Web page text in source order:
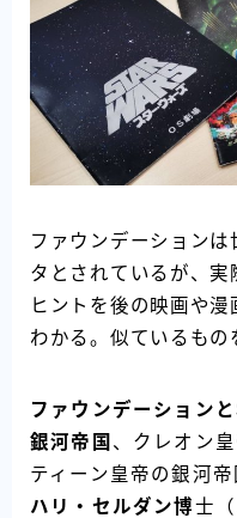
ファウンデーション
タとされているが、
ヒントを後の映画や
わかる。似ているもの
ファウンデーション
銀河帝国 、クレオン
ティーン皇帝の銀河帝
ハリ・セルダン博士